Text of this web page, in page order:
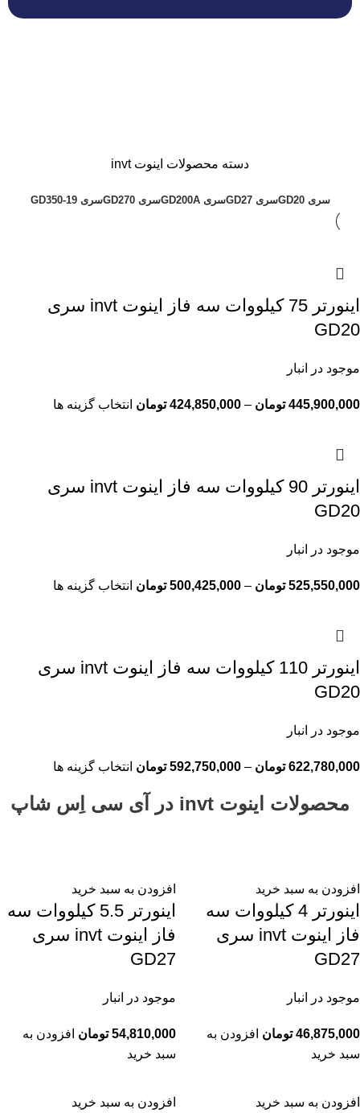
دسته محصولات اینوت invt
سری GD20 سری GD27 سری GD200A سری GD270 سری GD350-19
اينورتر 75 کیلووات سه فاز اینوت invt سری
GD20
موجود در انبار
445,900,000 تومان –
424,850,000 تومان انتخاب گزینه ها
اينورتر 90 کیلووات سه فاز اینوت invt سری
GD20
موجود در انبار
525,550,000 تومان –
500,425,000 تومان انتخاب گزینه ها
اينورتر 110 کیلووات سه فاز اینوت invt سری
GD20
موجود در انبار
622,780,000 تومان –
592,750,000 تومان انتخاب گزینه ها
محصولات اینوت invt در آی سی اِس شاپ
افزودن به سبد خرید
اينورتر 4 کیلووات سه
فاز اینوت invt سری
GD27
موجود در انبار
46,875,000 تومان افزودن به
سبد خرید
افزودن به سبد خرید
اينورتر 5.5 کیلووات سه
فاز اینوت invt سری
GD27
موجود در انبار
54,810,000 تومان افزودن به
سبد خرید
افزودن به سبد خرید افزودن به سبد خرید